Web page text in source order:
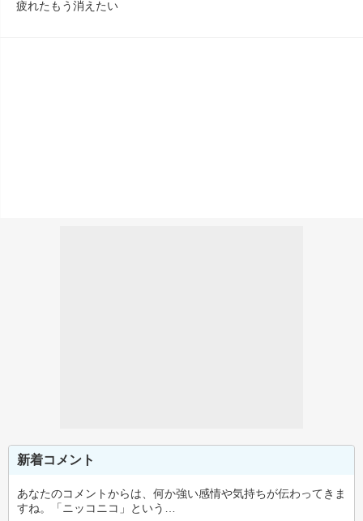
疲れたもう消えたい
新着コメント
あなたのコメントからは、何か強い感情や気持ちが伝わってきま
すね。「ニッコニコ」という…